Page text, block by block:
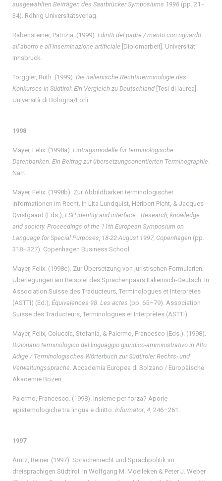
ausgewählten Beiträgen des Saarbrücker Symposiums 1996 (pp. 21–
34). Röhrig Universitätsverlag.
Rabensteiner, Patrizia. (1999). I diritti del padre / marito con riguardo
all’aborto e all’inseminazione artificiale [Diplomarbeit]. Universität
Innsbruck.
Torggler, Ruth. (1999). Die italienische Rechtsterminologie des
Konkurses in Südtirol: Ein Vergleich zu Deutschland [Tesi di laurea].
Università di Bologna/Forlì.
1998
Mayer, Felix. (1998a). Eintragsmodelle für terminologische
Datenbanken. Ein Beitrag zur übersetzungsorientierten Terminographie.
Narr.
Mayer, Felix. (1998b). Zur Abbildbarkeit terminologischer
Informationen im Recht. In Lita Lundquist, Heribert Picht, & Jacques
Qvistgaard (Eds.), LSP, identity and interface—Research, knowledge
and society. Proceedings of the 11th European Symposium on
Language for Special Purposes, 18-22 August 1997, Copenhagen (pp.
318–327). Copenhagen Business School.
Mayer, Felix. (1998c). Zur Übersetzung von juristischen Formularien.
Überlegungen am Beispiel des Sprachenpaars Italienisch-Deutsch. In
Association Suisse des Traducteurs, Terminologues et Interprètes
(ASTTI) (Ed.), Équivalences 98. Les actes (pp. 65–79). Association
Suisse des Traducteurs, Terminologues et Interprètes (ASTTI).
Mayer, Felix, Coluccia, Stefania, & Palermo, Francesco (Eds.). (1998).
Dizionario terminologico del linguaggio giuridico-amministrativo in Alto
Adige / Terminologisches Wörterbuch zur Südtiroler Rechts- und
Verwaltungssprache. Accademia Europea di Bolzano / Europäische
Akademie Bozen.
Palermo, Francesco. (1998). Insieme per forza? Aporie
epistemologiche tra lingua e diritto. Informator, 4, 246–261.
1997
Arntz, Reiner. (1997). Sprachenrecht und Sprachpolitik im
dreisprachigen Südtirol. In Wolfgang M. Moelleken & Peter J. Weber